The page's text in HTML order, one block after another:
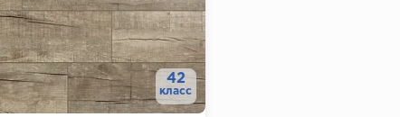
42
класс